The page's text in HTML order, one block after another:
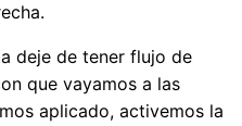
deje de tener flujo de
que vayamos a las
aplicado, activemos la